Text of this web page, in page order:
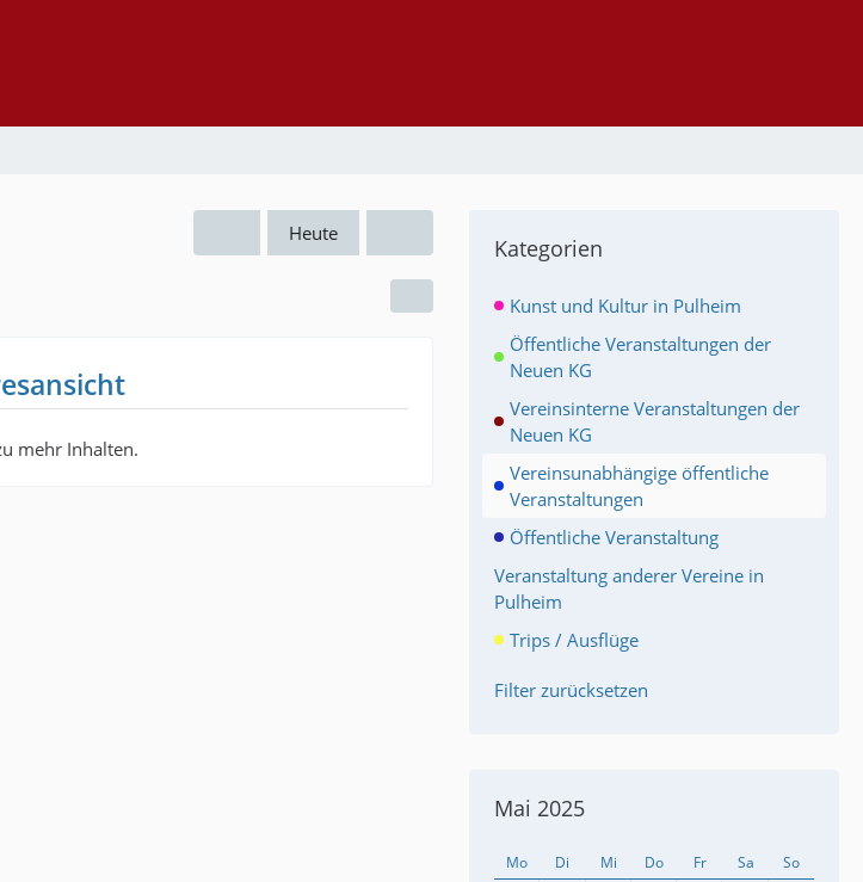
Heute
mehr Inhalten.
Kategorien
Kunst und Kultur in Pulheim
Öffentliche Veranstaltungen der
Neuen KG
Vereinsinterne Veranstaltungen der
Neuen KG
Vereinsunabhängige öffentliche
Veranstaltungen
Öffentliche Veranstaltung
Veranstaltung anderer Vereine in
Pulheim
Trips / Ausflüge
Filter zurücksetzen
Mai 2025
Mo Di Mi Do Fr Sa So